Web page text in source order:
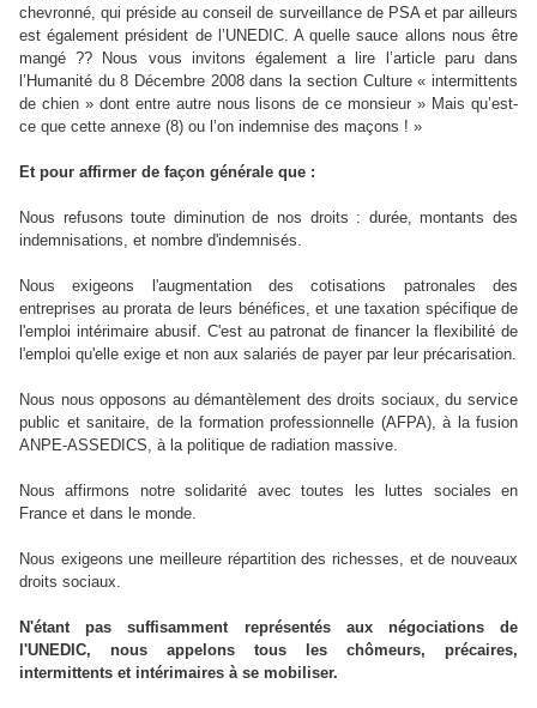
chevronné, qui préside au conseil de surveillance de PSA et par ailleurs
est également président de l’UNEDIC. A quelle sauce allons nous être
mangé ?? Nous vous invitons également a lire l’article paru dans
l’Humanité du 8 Décembre 2008 dans la section Culture « intermittents
de chien » dont entre autre nous lisons de ce monsieur » Mais qu’est-
ce que cette annexe (8) ou l’on indemnise des maçons ! »
Et pour affirmer de façon générale que :
Nous refusons toute diminution de nos droits : durée, montants des
indemnisations, et nombre d'indemnisés.
Nous exigeons l'augmentation des cotisations patronales des
entreprises au prorata de leurs bénéfices, et une taxation spécifique de
l'emploi intérimaire abusif. C'est au patronat de financer la flexibilité de
l'emploi qu'elle exige et non aux salariés de payer par leur précarisation.
Nous nous opposons au démantèlement des droits sociaux, du service
public et sanitaire, de la formation professionnelle (AFPA), à la fusion
ANPE-ASSEDICS, à la politique de radiation massive.
Nous affirmons notre solidarité avec toutes les luttes sociales en
France et dans le monde.
Nous exigeons une meilleure répartition des richesses, et de nouveaux
droits sociaux.
N'étant pas suffisamment représentés aux négociations de
l'UNEDIC, nous appelons tous les chômeurs, précaires,
intermittents et intérimaires à se mobiliser.